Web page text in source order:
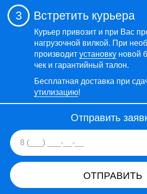
3 Встретить курьера
Курьер привозит и при Вас
нагрузочной вилкой. При
производит установку новой
чек и гарантийный талон.
Бесплатная доставка при
утилизацию!
Отправить
ОТПРАВИТЬ